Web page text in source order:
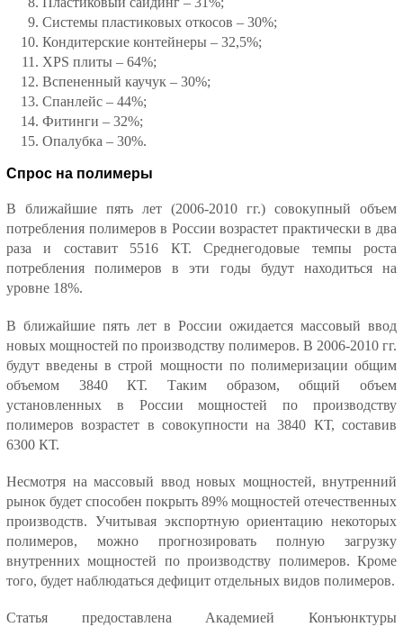
Системы пластиковых откосов – 30%;
Кондитерские контейнеры – 32,5%;
XPS плиты – 64%;
Вспененный каучук – 30%;
Спанлейс – 44%;
Фитинги – 32%;
Опалубка – 30%.
Спрос на полимеры
В ближайшие пять лет (2006-2010 гг.) совокупный объем
потребления полимеров в России возрастет практически в два
раза и составит 5516 КТ. Среднегодовые темпы роста
потребления полимеров в эти годы будут находиться на
уровне 18%.
В ближайшие пять лет в России ожидается массовый ввод
новых мощностей по производству полимеров. В 2006-2010 гг.
будут введены в строй мощности по полимеризации общим
объемом 3840 КТ. Таким образом, общий объем
установленных в России мощностей по производству
полимеров возрастет в совокупности на 3840 КТ, составив
6300 КТ.
Несмотря на массовый ввод новых мощностей, внутренний
рынок будет способен покрыть 89% мощностей отечественных
производств. Учитывая экспортную ориентацию некоторых
полимеров, можно прогнозировать полную загрузку
внутренних мощностей по производству полимеров. Кроме
того, будет наблюдаться дефицит отдельных видов полимеров.
Статья предоставлена Академией Конъюнктуры